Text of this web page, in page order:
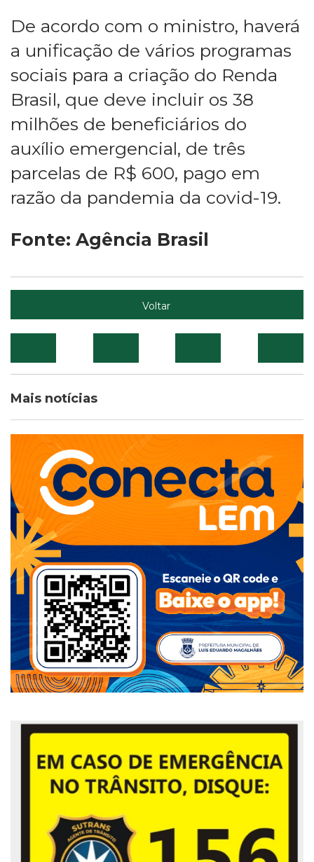
De acordo com o ministro, haverá
a unificação de vários programas
sociais para a criação do Renda
Brasil, que deve incluir os 38
milhões de beneficiários do
auxílio emergencial, de três
parcelas de R$ 600, pago em
razão da pandemia da covid-19.
Fonte: Agência Brasil
Voltar
Mais notícias